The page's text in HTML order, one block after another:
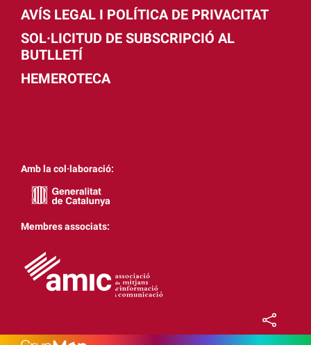
AVÍS LEGAL I POLÍTICA DE PRIVACITAT
SOL·LICITUD DE SUBSCRIPCIÓ AL
BUTLLETÍ
HEMEROTECA
Amb la col·laboració:
Membres associats: